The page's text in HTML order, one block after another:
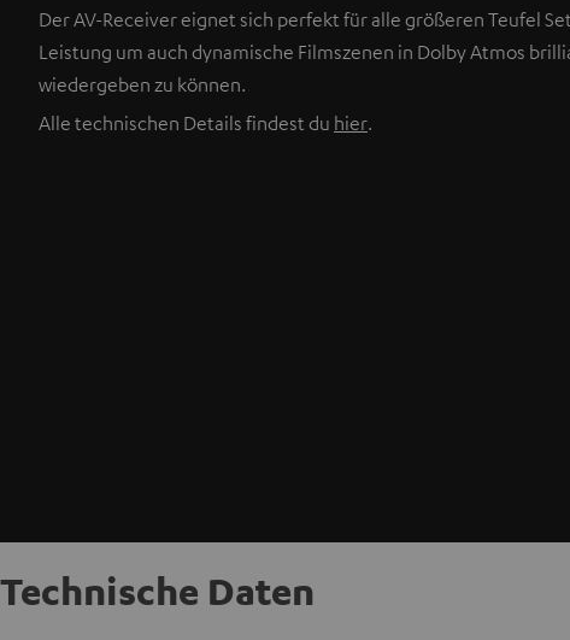
Der AV-Receiver eignet sich perfekt für alle größeren Teufel
Leistung um auch dynamische Filmszenen in Dolby Atmos
wiedergeben zu können.
Alle technischen Details findest du hier.
Technische Daten